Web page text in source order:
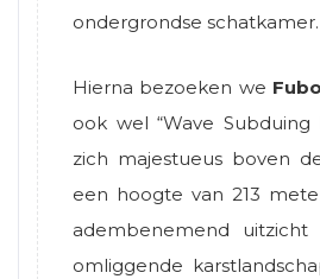
ondergrondse schatkamer.
Hierna bezoeken we
ook wel “Wave
zich majestueus boven
een hoogte van 213
adembenemend
omliggende